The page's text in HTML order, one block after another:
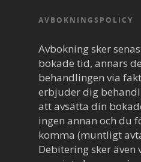
AVBOKNINGSPOLICY
Avbokning sker
bokade tid, annars
behandlingen via
erbjuder dig
att avsätta din
ingen annan och du
komma (muntligt
Debitering sker